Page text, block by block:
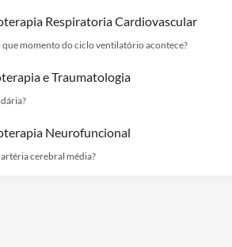
Respiratoria Cardiovascular
que momento do ciclo ventilatório acontece?
e Traumatologia
Neurofuncional
cerebral média?